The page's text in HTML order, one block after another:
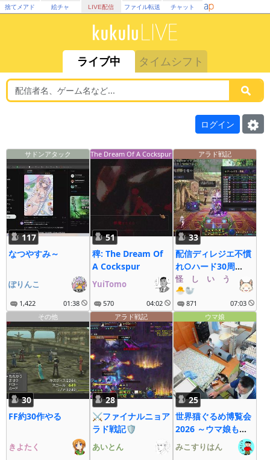
捨てメアド 絵チャ LIVE配信 ファイル転送 チャット
ライブ中 タイムシフト
ログイン
サドンアタック
117
なつやすみ～
ぽりんこ
1,422 01:38
The Dream Of A Cockspur
51
稗: The Dream Of
A Cockspur
YuiTomo
570 04:02
アラド戦記
33
配信ディレジエ不慣
れ○ハード30周
12：30～
怪゚し゚い゚う゚な゚ぎ゚
🐣🦭
871
07:03
その他
30
FF約30作やる
きよたく
アラド戦記
28
⚔ファイナルニョア
ラド戦記🛡
あいとん
ウマ娘
25
世界猫ぐるめ博覧会
2026 ～ウマ娘も大
疾走にゃ～
みこすりはん